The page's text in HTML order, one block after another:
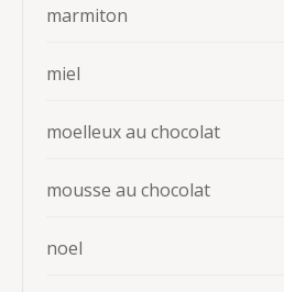
marmiton
miel
moelleux au chocolat
mousse au chocolat
noel